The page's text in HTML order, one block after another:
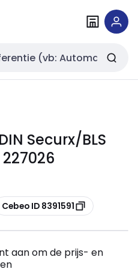
Securx/BLS
227026
Cebeo ID 8391591
aan om de prijs- en